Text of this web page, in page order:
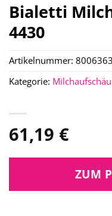
Bialetti
4430
61,19 €
ZUM
Artikelnummer:
Kategorie: